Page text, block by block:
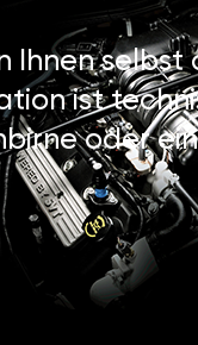
Ihnen selbst
ist
oder